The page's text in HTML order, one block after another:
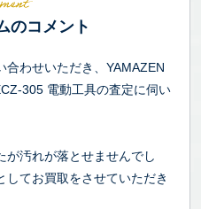
のコメント
合わせいただき、YAMAZEN
305 電動工具の査定に伺い
が汚れが落とせませんでし
してお買取をさせていただき